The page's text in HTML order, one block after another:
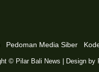
Pedoman Media Siber
© Pilar Bali News | Design by